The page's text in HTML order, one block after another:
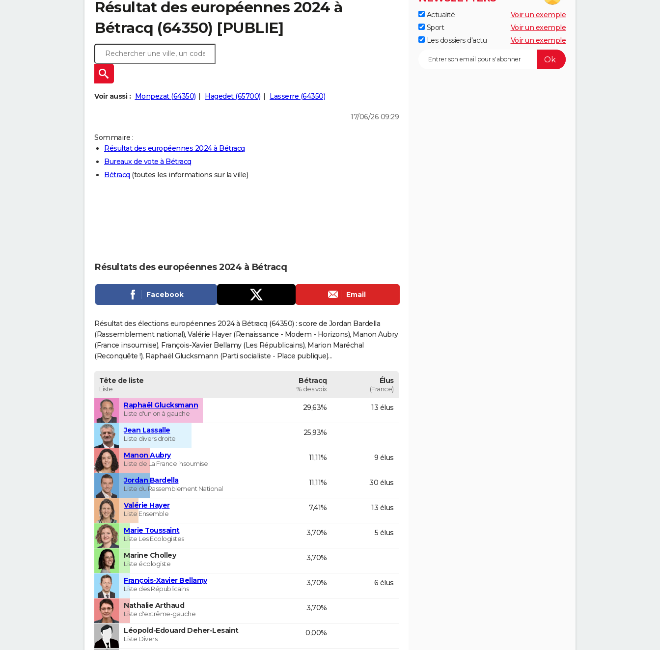
Résultat des européennes 2024 à
Bétracq (64350) [PUBLIE]
Voir aussi : Monpezat (64350) Hagedet (65700) Lasserre (64350)
17/06/26 09:29
Sommaire :
Résultat des européennes 2024 à Bétracq
Bureaux de vote à Bétracq
Bétracq (toutes les informations sur la ville)
Résultats des européennes 2024 à Bétracq
Facebook Email
Résultat des élections européennes 2024 à Bétracq (64350) : score de Jordan Bardella
(Rassemblement national), Valérie Hayer (Renaissance - Modem - Horizons), Manon Aubry
(France insoumise), François-Xavier Bellamy (Les Républicains), Marion Maréchal
(Reconquête !), Raphaël Glucksmann (Parti socialiste - Place publique)...
Tête de liste
Liste
Bétracq
% des voix
Élus
(France)
Raphaël Glucksmann
Liste d'union à gauche
29,63% 13 élus
Jean Lassalle
Liste divers droite
25,93%
Manon Aubry
Liste de La France insoumise
11,11% 9 élus
Jordan Bardella
Liste du Rassemblement National
11,11% 30 élus
Valérie Hayer
Liste Ensemble
7,41% 13 élus
Marie Toussaint
Liste Les Ecologistes
3,70% 5 élus
Marine Cholley
Liste écologiste
3,70%
François-Xavier Bellamy
Liste des Républicains
3,70% 6 élus
Nathalie Arthaud
Liste d'extrême-gauche
3,70%
Léopold-Edouard Deher-Lesaint
Liste Divers
0,00%
Actualité
Voir un exemple
Sport
Voir un exemple
Les dossiers d'actu
Voir un exemple